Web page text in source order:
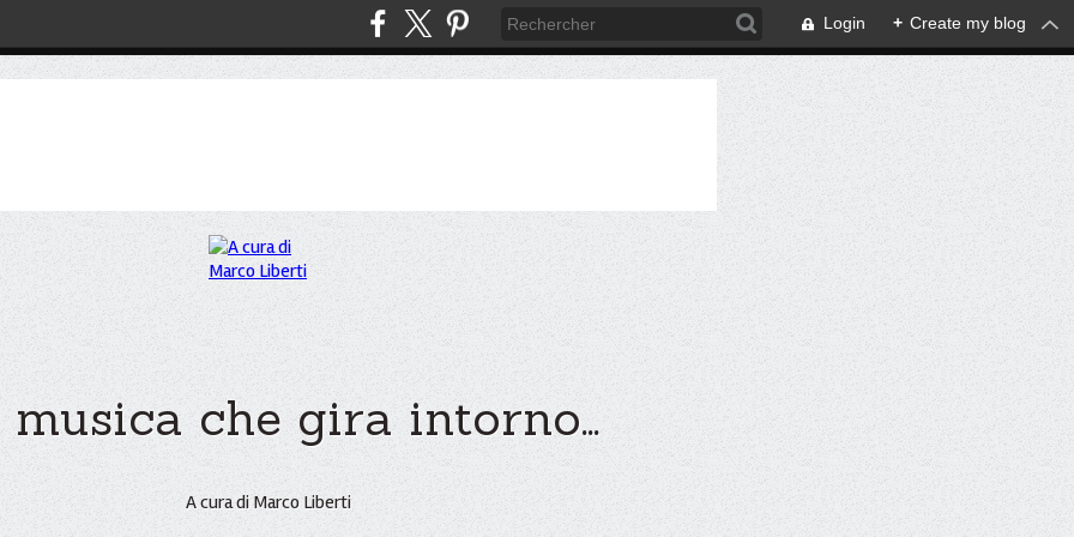
Login + Create my blog
che gira intorno...
A cura di Marco Liberti